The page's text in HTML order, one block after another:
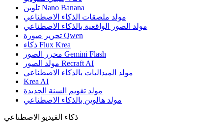
تلوين Nano Banana
مولد ملصقات الذكاء الاصطناعي
مولد الصور الواقعية بالذكاء الاصطناعي
تحرير صورة Qwen
ذكاء Flux Krea
محرر الصور Gemini Flash
مولد الصور Recraft AI
مولد الميداليات بالذكاء الاصطناعي
Krea AI
مولد تقويم السنة الجديدة
مولد هالوين بالذكاء الاصطناعي
ذكاء الفيديو الاصطناعي